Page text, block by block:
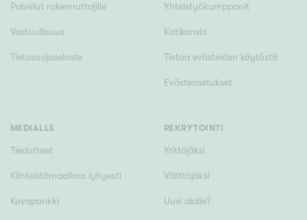
Järvi- tai merinäköala
Maalämpö
Oma ranta
Senioriasunto
Palvelut rakennuttajille
Vastuullisuus
Tietosuojaseloste
Yhteistyökumppanit
Kotikansio
Tietoa evästeiden käytöstä
Evästeasetukset
MEDIALLE
Tiedotteet
Kiinteistömaailma lyhyesti
Kuvapankki
REKRYTOINTI
Yrittäjäksi
Välittäjäksi
Uusi alalle?